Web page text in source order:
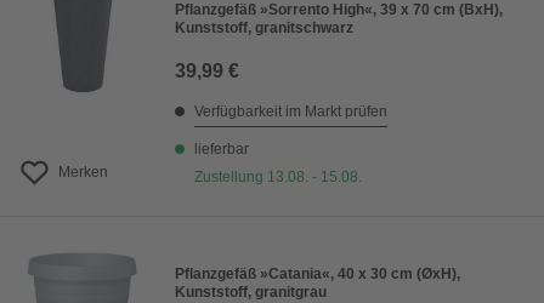
Merken
Pflanzgefäß »Sorrento High«, 39 x 70 cm (BxH),
Kunststoff, granitschwarz
39,99 €
Verfügbarkeit im Markt prüfen
lieferbar
Zustellung 13.08. - 15.08.
Pflanzgefäß »Catania«, 40 x 30 cm (ØxH),
Kunststoff, granitgrau